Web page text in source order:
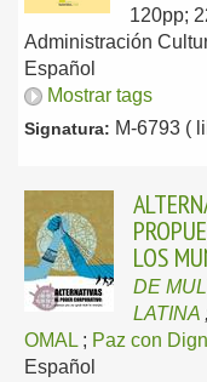
120pp;
Administración
Español
Mostrar tags
Signatura: M-6793 (
LOS
DE
LATINA
OMAL ; Paz con
Español